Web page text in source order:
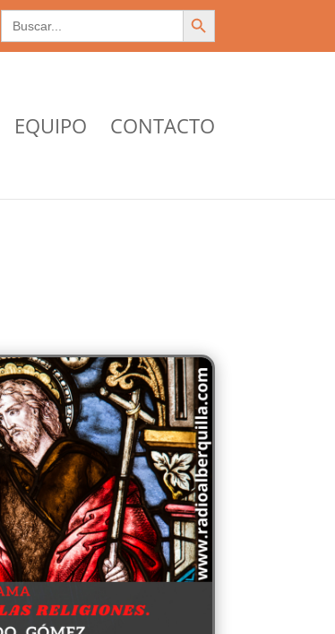
Search
for:
Search Button
EQUIPO CONTACTO